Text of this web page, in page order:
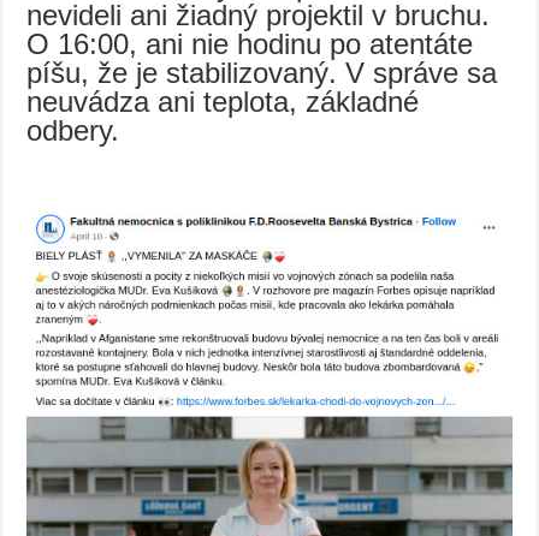
nevideli ani žiadný projektil v bruchu.
O 16:00, ani nie hodinu po atentáte
píšu, že je stabilizovaný. V správe sa
neuvádza ani teplota, základné
odbery.